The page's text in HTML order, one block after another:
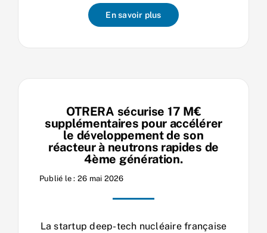
En savoir plus
OTRERA sécurise 17 M€
supplémentaires pour accélérer
le développement de son
réacteur à neutrons rapides de
4ème génération.
Publié le : 26 mai 2026
La startup deep-tech nucléaire française